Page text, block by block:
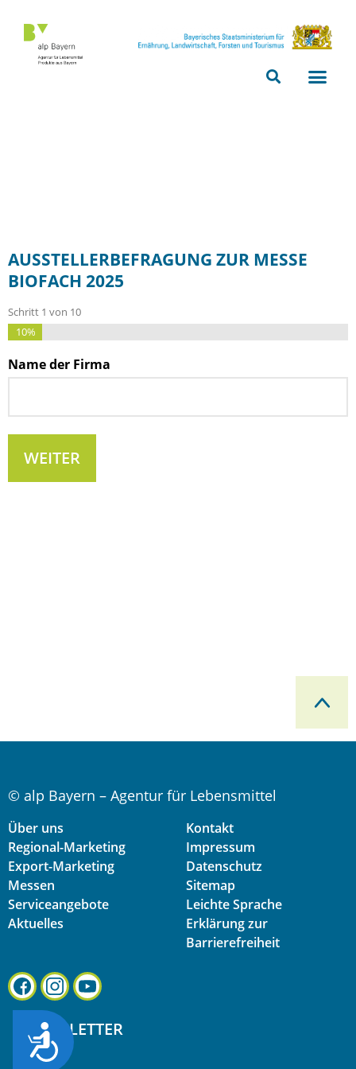
beachten
ZUG&AUML;NGLICHKEIT
AUSSTELLERBEFRAGUNG ZUR MESSE
BIOFACH 2025
Schritt 1 von 10
10%
Name der Firma
© alp Bayern – Agentur für Lebensmittel
Über uns
Regional-Marketing
Export-Marketing
Messen
Serviceangebote
Aktuelles
Kontakt
Impressum
Datenschutz
Sitemap
Leichte Sprache
Erklärung zur
Barrierefreiheit
NEWSLETTER